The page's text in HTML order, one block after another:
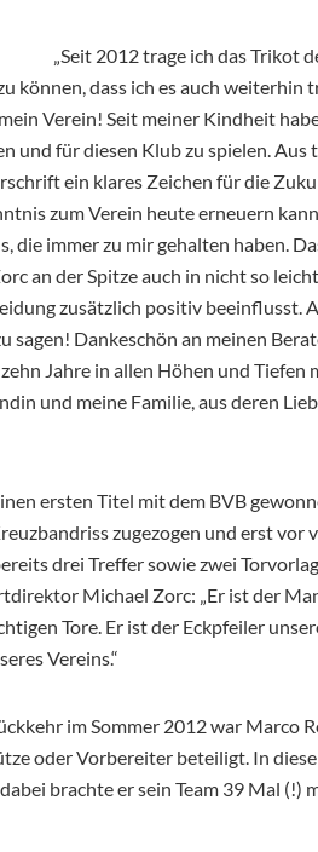
„Seit 2012 trage ich das Trikot
können, dass ich es auch weiterhin
Verein! Seit meiner Kindheit
und für diesen Klub zu spielen. Aus
ein klares Zeichen für die
zum Verein heute erneuern
die immer zu mir gehalten haben.
an der Spitze auch in nicht so
zusätzlich positiv beeinflusst.
sagen! Dankeschön an meinen
Jahre in allen Höhen und Tiefen
und meine Familie, aus deren
ersten Titel mit dem BVB
zugezogen und erst vor
drei Treffer sowie zwei
Michael Zorc: „Er ist der
Tore. Er ist der Eckpfeiler
Vereins.“
im Sommer 2012 war Marco
oder Vorbereiter beteiligt. In
brachte er sein Team 39 Mal (!)